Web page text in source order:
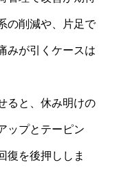
の削減や、片足で
みが引くケースは
ると、休み明けの
ップとテーピン
復を後押ししま